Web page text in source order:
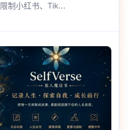
制小红书、Tik...